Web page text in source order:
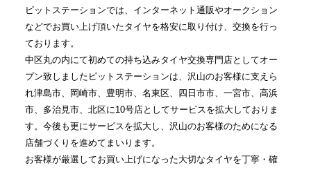
ピットステーションでは、インターネット通販やオークション
などでお買い上げ頂いたタイヤを格安に取り付け、交換を行っ
ております。
中区丸の内にて初めての持ち込みタイヤ交換専門店としてオー
プン致しましたピットステーションは、沢山のお客様に支えら
れ津島市、岡崎市、豊明市、名東区、四日市市、一宮市、高浜
市、多治見市、北区に10号店としてサービスを拡大しておりま
す。今後も更にサービスを拡大し、沢山のお客様のためになる
店舗づくりを進めてまいります。
お客様が厳選してお買い上げになった大切なタイヤを丁寧・確